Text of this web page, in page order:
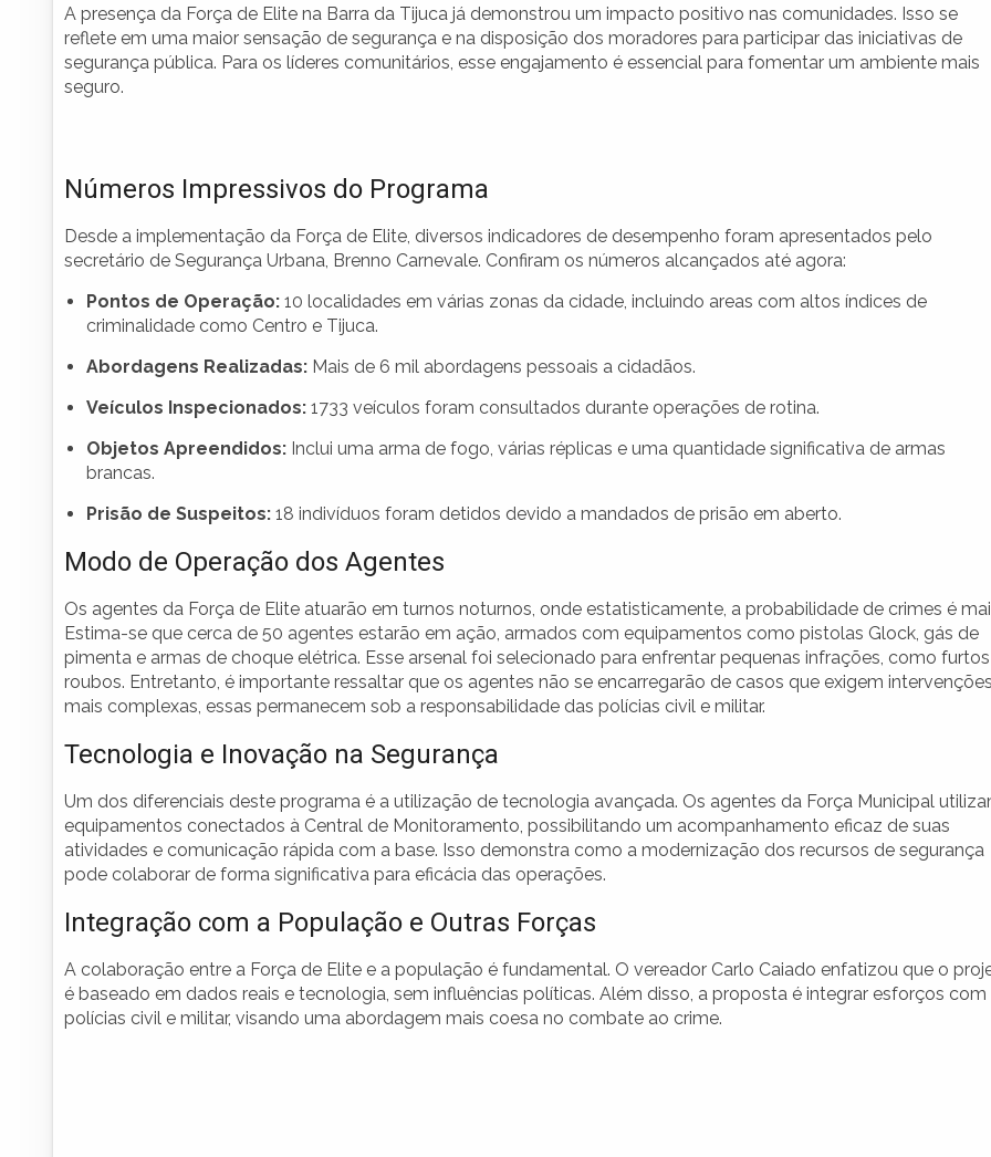
A presença da Força de Elite na Barra da Tijuca já demonstrou um impacto positivo nas comunidades. Isso se
reflete em uma maior sensação de segurança e na disposição dos moradores para participar das iniciativas de
segurança pública. Para os líderes comunitários, esse engajamento é essencial para fomentar um ambiente mais
seguro.
Números Impressivos do Programa
Desde a implementação da Força de Elite, diversos indicadores de desempenho foram apresentados pelo
secretário de Segurança Urbana, Brenno Carnevale. Confiram os números alcançados até agora:
Pontos de Operação: 10 localidades em várias zonas da cidade, incluindo areas com altos índices de
criminalidade como Centro e Tijuca.
Abordagens Realizadas: Mais de 6 mil abordagens pessoais a cidadãos.
Veículos Inspecionados: 1733 veículos foram consultados durante operações de rotina.
Objetos Apreendidos: Inclui uma arma de fogo, várias réplicas e uma quantidade significativa de armas
brancas.
Prisão de Suspeitos: 18 indivíduos foram detidos devido a mandados de prisão em aberto.
Modo de Operação dos Agentes
Os agentes da Força de Elite atuarão em turnos noturnos, onde estatisticamente, a probabilidade de crimes é
Estima-se que cerca de 50 agentes estarão em ação, armados com equipamentos como pistolas Glock, gás de
pimenta e armas de choque elétrica. Esse arsenal foi selecionado para enfrentar pequenas infrações, como
roubos. Entretanto, é importante ressaltar que os agentes não se encarregarão de casos que exigem
mais complexas, essas permanecem sob a responsabilidade das polícias civil e militar.
Tecnologia e Inovação na Segurança
Um dos diferenciais deste programa é a utilização de tecnologia avançada. Os agentes da Força Municipal
equipamentos conectados à Central de Monitoramento, possibilitando um acompanhamento eficaz de suas
atividades e comunicação rápida com a base. Isso demonstra como a modernização dos recursos de segurança
pode colaborar de forma significativa para eficácia das operações.
Integração com a População e Outras Forças
A colaboração entre a Força de Elite e a população é fundamental. O vereador Carlo Caiado enfatizou que o
é baseado em dados reais e tecnologia, sem influências políticas. Além disso, a proposta é integrar esforços com
polícias civil e militar, visando uma abordagem mais coesa no combate ao crime.